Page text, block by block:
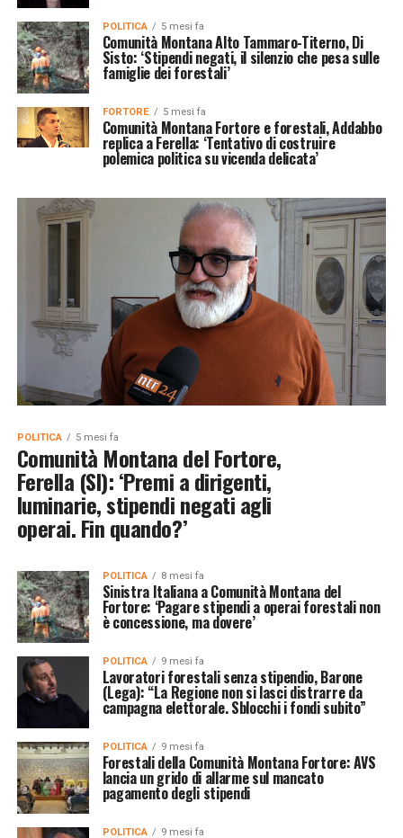
POLITICA 5 mesi fa
Comunità Montana Alto Tammaro-Titerno, Di
Sisto: ‘Stipendi negati, il silenzio che pesa sulle
famiglie dei forestali’
FORTORE 5 mesi fa
Comunità Montana Fortore e forestali, Addabbo
replica a Ferella: ‘Tentativo di costruire
polemica politica su vicenda delicata’
POLITICA 5 mesi fa
Comunità Montana del Fortore,
Ferella (SI): ‘Premi a dirigenti,
luminarie, stipendi negati agli
operai. Fin quando?’
POLITICA 8 mesi fa
Sinistra Italiana a Comunità Montana del
Fortore: ‘Pagare stipendi a operai forestali non
è concessione, ma dovere’
POLITICA 9 mesi fa
Lavoratori forestali senza stipendio, Barone
(Lega): “La Regione non si lasci distrarre da
campagna elettorale. Sblocchi i fondi subito”
POLITICA 9 mesi fa
Forestali della Comunità Montana Fortore: AVS
lancia un grido di allarme sul mancato
pagamento degli stipendi
POLITICA 9 mesi fa